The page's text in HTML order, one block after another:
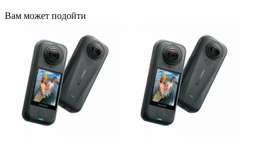
Вам может подойти